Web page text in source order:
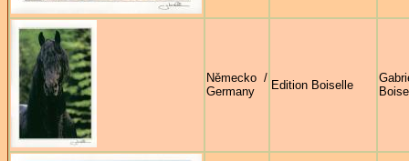
Německo /
Germany
Edition Boiselle